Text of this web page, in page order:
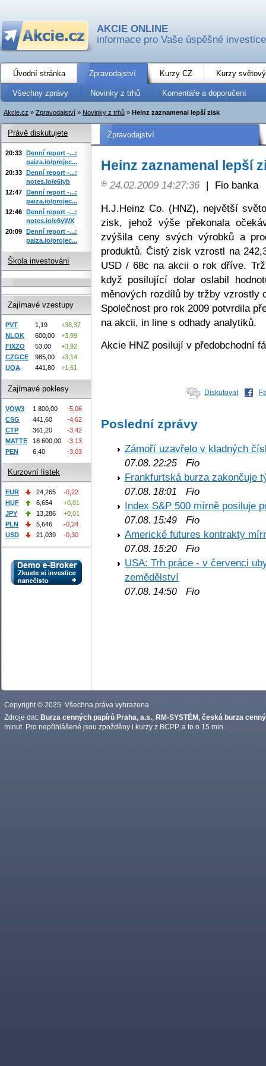
AKCIE ONLINE
informace pro Vaše úspěšné investice
Úvodní stránka Zpravodajství Kurzy CZ Kurzy
Všechny zprávy Novinky z trhů Komentáře a doporučení
Akcie.cz » Zpravodajství » Novinky z trhů » Heinz zaznamenal lepší zisk
Zpravodajství
Heinz zaznamenal lepší
24.02.2009 14:27:36 |
Fio banka
H.J.Heinz Co. (HNZ), největší
zisk, jehož výše překonala
zvýšila ceny svých výrobků a
produktů. Čistý zisk vzrostl na
USD / 68c na akcii o rok dříve.
když posilující dolar oslabil
měnových rozdílů by tržby vzrostly
Společnost pro rok 2009 potvrdila
na akcii, in line s odhady analytiků.
Akcie HNZ posilují v předobchodní
Diskutovat
Poslední zprávy
Zámoří uzavřelo v kladných
07.08. 22:25 Fio
Frankfurtská burza zakončuje
07.08. 18:01
Fio
Index S&P 500 mírně posiluje
07.08. 15:49 Fio
Americké futures kontrakty
07.08. 15:20 Fio
USA: Trh práce - v červenci
zemědělství
07.08. 14:50 Fio
Právě diskutujete
20:33 Denní report -...:
paiza.io/projec...
20:33 Denní report -...:
notes.io/e6iyb
12:47 Denní report -...:
paiza.io/projec...
12:46 Denní report -...:
notes.io/e6yWX
20:09 Denní report -...:
paiza.io/projec...
Škola investování
Zajímavé vzestupy
PVT 1,19
+38,37
NLOK
600,00
+3,99
FIXZO
53,00
+3,92
CZGCE
985,00
+3,14
UQA
441,80 +1,61
Zajímavé poklesy
VOW3 1 800,00
-5,06
CSG
441,60
-4,62
CTP
361,20
-3,42
MATTE
18 600,00
-3,13
PEN
6,40 -3,03
Kurzovní lístek
EUR 24,265
-0,22
HUF
6,654
+0,01
JPY
13,286
+0,01
PLN
5,646
-0,24
USD
21,039 -0,30
Copyright © 2025. Všechna práva vyhrazena.
Zdroje dat: Burza cenných papírů Praha, a.s. RM-SYSTÉM, česká burza
minut. Pro nepřihlášené jsou zpožděny i kurzy z BCPP, a to o 15 min.